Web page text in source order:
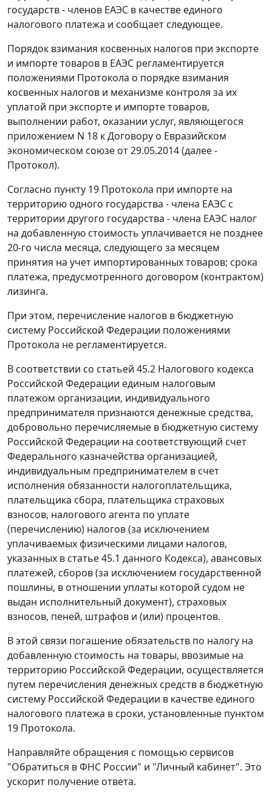
государств - членов ЕАЭС в качестве единого
налогового платежа и сообщает следующее.
Порядок взимания косвенных налогов при экспорте
и импорте товаров в ЕАЭС регламентируется
положениями Протокола о порядке взимания
косвенных налогов и механизме контроля за их
уплатой при экспорте и импорте товаров,
выполнении работ, оказании услуг, являющегося
приложением N 18 к Договору о Евразийском
экономическом союзе от 29.05.2014 (далее -
Протокол).
Согласно пункту 19 Протокола при импорте на
территорию одного государства - члена ЕАЭС с
территории другого государства - члена ЕАЭС налог
на добавленную стоимость уплачивается не позднее
20-го числа месяца, следующего за месяцем
принятия на учет импортированных товаров; срока
платежа, предусмотренного договором (контрактом)
лизинга.
При этом, перечисление налогов в бюджетную
систему Российской Федерации положениями
Протокола не регламентируется.
В соответствии со статьей 45.2 Налогового кодекса
Российской Федерации единым налоговым
платежом организации, индивидуального
предпринимателя признаются денежные средства,
добровольно перечисляемые в бюджетную систему
Российской Федерации на соответствующий счет
Федерального казначейства организацией,
индивидуальным предпринимателем в счет
исполнения обязанности налогоплательщика,
плательщика сбора, плательщика страховых
взносов, налогового агента по уплате
(перечислению) налогов (за исключением
уплачиваемых физическими лицами налогов,
указанных в статье 45.1 данного Кодекса), авансовых
платежей, сборов (за исключением государственной
пошлины, в отношении уплаты которой судом не
выдан исполнительный документ), страховых
взносов, пеней, штрафов и (или) процентов.
В этой связи погашение обязательств по налогу на
добавленную стоимость на товары, ввозимые на
территорию Российской Федерации, осуществляется
путем перечисления денежных средств в бюджетную
систему Российской Федерации в качестве единого
налогового платежа в сроки, установленные пунктом
19 Протокола.
Направляйте обращения с помощью сервисов
"Обратиться в ФНС России" и "Личный кабинет". Это
ускорит получение ответа.